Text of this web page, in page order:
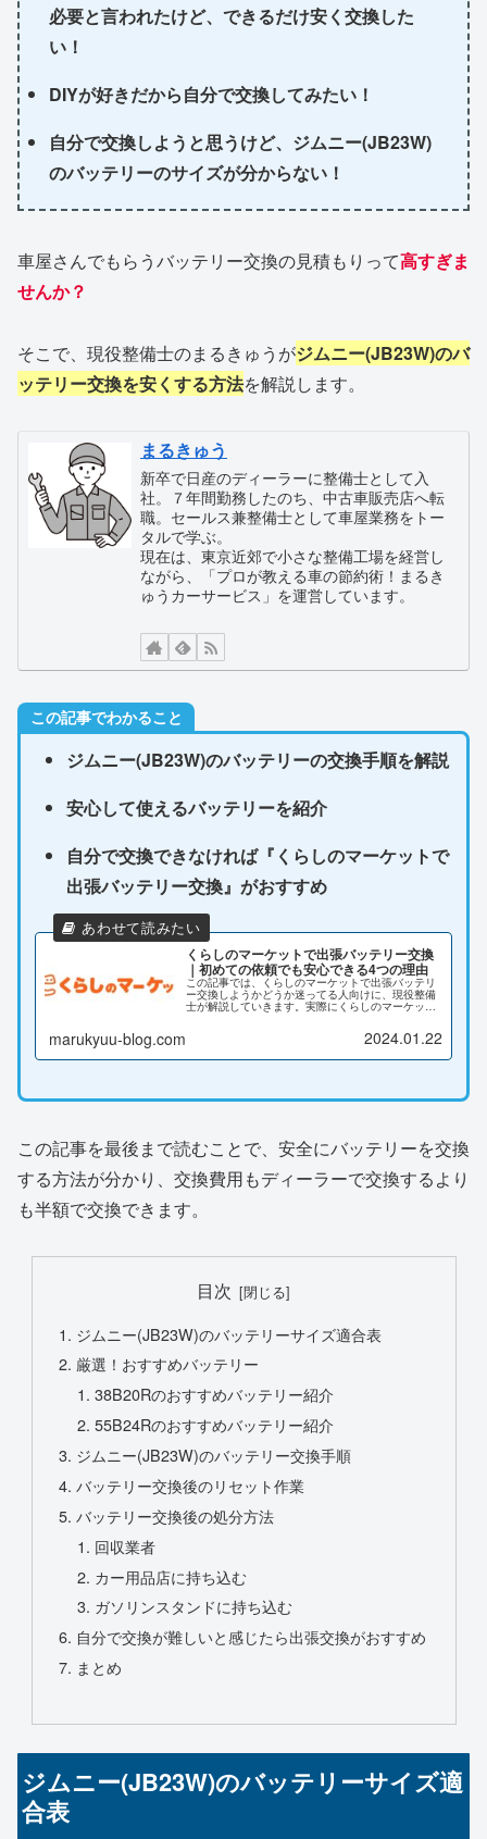
必要と言われたけど、できるだけ安く交換した
い！
DIYが好きだから自分で交換してみたい！
自分で交換しようと思うけど、ジムニー(JB23W)
のバッテリーのサイズが分からない！
車屋さんでもらうバッテリー交換の見積もりって高すぎま
せんか？
そこで、現役整備士のまるきゅうがジムニー(JB23W)のバ
ッテリー交換を安くする方法を解説します。
まるきゅう
新卒で日産のディーラーに整備士として入
社。７年間勤務したのち、中古車販売店へ転
職。セールス兼整備士として車屋業務をトー
タルで学ぶ。
現在は、東京近郊で小さな整備工場を経営し
ながら、「プロが教える車の節約術！まるき
ゅうカーサービス」を運営しています。
この記事でわかること
ジムニー(JB23W)のバッテリーの交換手順を解説
安心して使えるバッテリーを紹介
自分で交換できなければ『くらしのマーケットで
出張バッテリー交換』がおすすめ
くらしのマーケットで出張バッテリー交換
｜初めての依頼でも安心できる4つの理由
この記事では、くらしのマーケットで出張バッテリ
ー交換しようかどうか迷ってる人向けに、現役整備
士が解説していきます。実際にくらしのマーケット
でしょうか。そこで、今回は安心して依頼できるの
marukyuu-blog.com 2024.01.22
この記事を最後まで読むことで、安全にバッテリーを交換
する方法が分かり、交換費用もディーラーで交換するより
も半額で交換できます。
目次
ジムニー(JB23W)のバッテリーサイズ適合表
厳選！おすすめバッテリー
38B20Rのおすすめバッテリー紹介
55B24Rのおすすめバッテリー紹介
ジムニー(JB23W)のバッテリー交換手順
バッテリー交換後のリセット作業
バッテリー交換後の処分方法
回収業者
カー用品店に持ち込む
ガソリンスタンドに持ち込む
自分で交換が難しいと感じたら出張交換がおすすめ
まとめ
ジムニー(JB23W)のバッテリーサイズ適
合表